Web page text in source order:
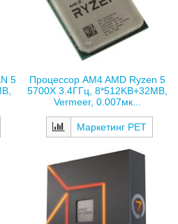
5
Процессор AM4 AMD Ryzen 5
5700X 3.4ГГц, 8*512KB+32MB,
Vermeer, 0.007мк...
Маркетинг РЕТ